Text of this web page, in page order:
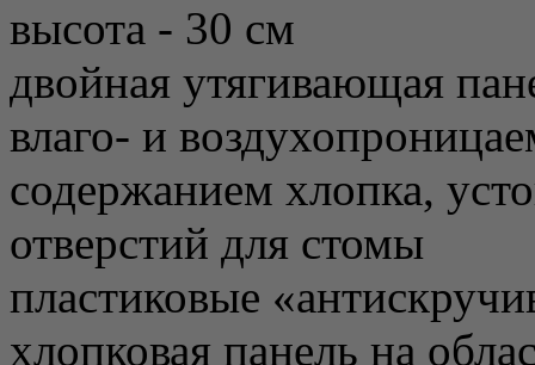
высота - 30 см
двойная утягивающая
влаго- и
содержанием хлопка,
отверстий для стомы
пластиковые
хлопковая панель на